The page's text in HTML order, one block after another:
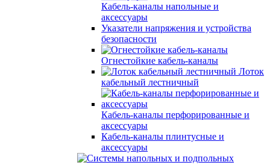
Кабель-каналы напольные и
аксессуары
Указатели напряжения и устройства
безопасности
Огнестойкие кабель-каналы
Лоток
кабельный лестничный
Кабель-каналы перфорированные и
аксессуары
Кабель-каналы плинтусные и
аксессуары